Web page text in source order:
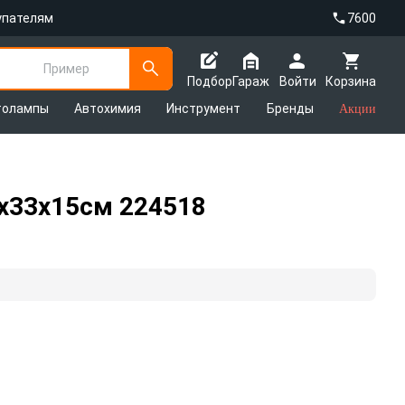
7600
Пример
Подбор
Корзина
Гараж
Войти
Автохимия Инструмент Бренды Акции
224518